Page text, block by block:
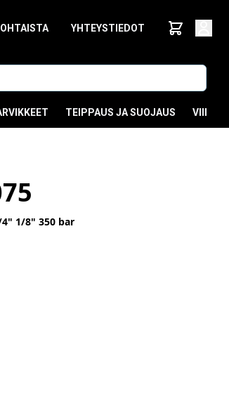
YHTEYSTIEDOT
TEIPPAUS JA SUOJAUS
1/8" 350 bar